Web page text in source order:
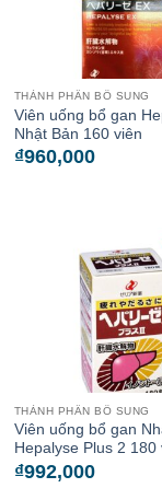
THÀNH PHẦN BỔ SUNG
Viên uống bổ gan
Nhật Bản 160 viên
₫960,000
THÀNH PHẦN BỔ SUNG
Viên uống bổ gan
Hepalyse Plus 2 180
₫992,000